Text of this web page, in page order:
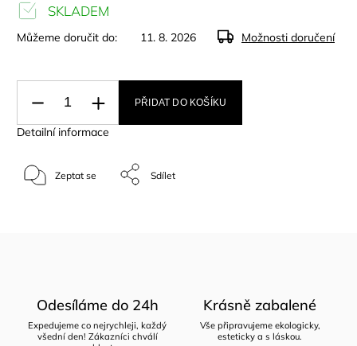
SKLADEM
Můžeme doručit do: 11. 8. 2026 Možnosti doručení
PŘIDAT DO KOŠÍKU
Detailní informace
Zeptat se Sdílet
Odesíláme do 24h
Expedujeme co nejrychleji, každý
všední den! Zákazníci chválí
Krásně zabalené
Vše připravujeme ekologicky,
esteticky a s láskou.